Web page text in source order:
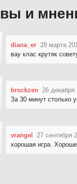
и
diana_er 28 марта
вау клас крутяк
brockzen 26 декабря
За 30 минут столько
vrangel
27 сентября
хорошая игра.